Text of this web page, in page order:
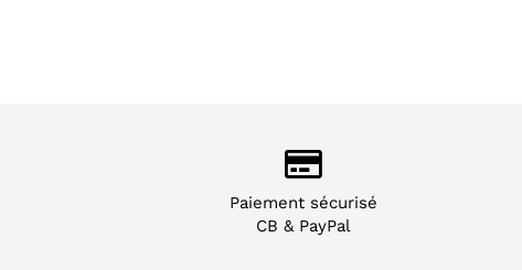
Paiement sécurisé
CB & PayPal